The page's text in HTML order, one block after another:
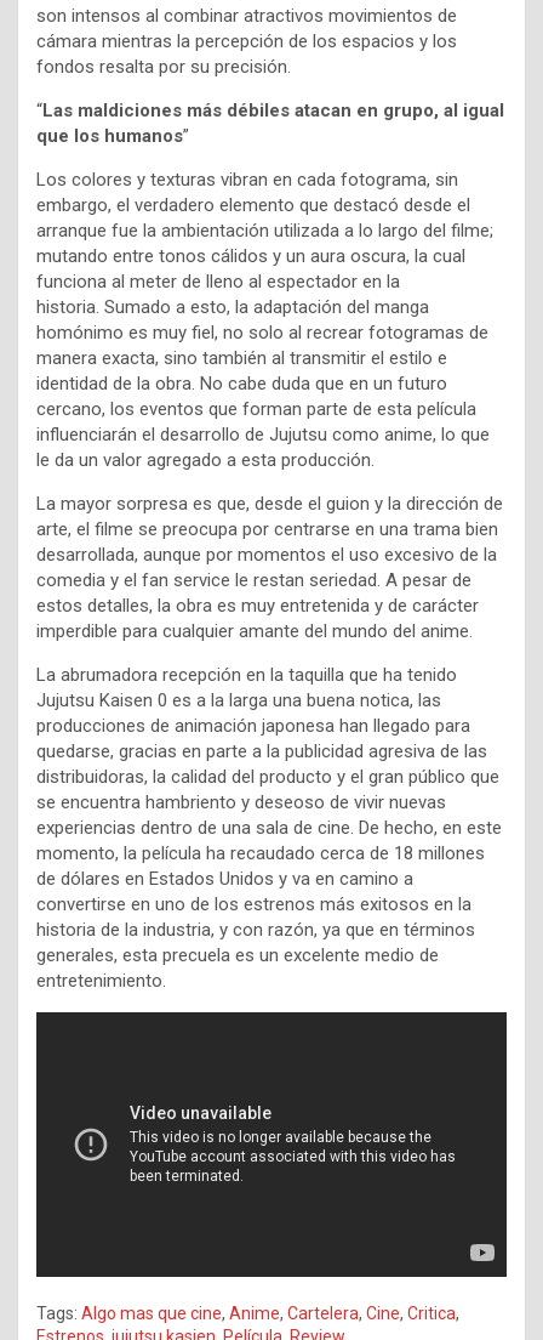
son intensos al combinar atractivos movimientos de
cámara mientras la percepción de los espacios y los
fondos resalta por su precisión.
“Las maldiciones más débiles atacan en grupo, al igual
que los humanos”
Los colores y texturas vibran en cada fotograma, sin
embargo, el verdadero elemento que destacó desde el
arranque fue la ambientación utilizada a lo largo del filme;
mutando entre tonos cálidos y un aura oscura, la cual
funciona al meter de lleno al espectador en la
historia. Sumado a esto, la adaptación del manga
homónimo es muy fiel, no solo al recrear fotogramas de
manera exacta, sino también al transmitir el estilo e
identidad de la obra. No cabe duda que en un futuro
cercano, los eventos que forman parte de esta película
influenciarán el desarrollo de Jujutsu como anime, lo que
le da un valor agregado a esta producción.
La mayor sorpresa es que, desde el guion y la dirección de
arte, el filme se preocupa por centrarse en una trama bien
desarrollada, aunque por momentos el uso excesivo de la
comedia y el fan service le restan seriedad. A pesar de
estos detalles, la obra es muy entretenida y de carácter
imperdible para cualquier amante del mundo del anime.
La abrumadora recepción en la taquilla que ha tenido
Jujutsu Kaisen 0 es a la larga una buena notica, las
producciones de animación japonesa han llegado para
quedarse, gracias en parte a la publicidad agresiva de las
distribuidoras, la calidad del producto y el gran público que
se encuentra hambriento y deseoso de vivir nuevas
experiencias dentro de una sala de cine. De hecho, en este
momento, la película ha recaudado cerca de 18 millones
de dólares en Estados Unidos y va en camino a
convertirse en uno de los estrenos más exitosos en la
historia de la industria, y con razón, ya que en términos
generales, esta precuela es un excelente medio de
entretenimiento.
Tags: Algo mas que cine, Anime, Cartelera, Cine, Critica,
Estrenos jujutsu kasien Película Review